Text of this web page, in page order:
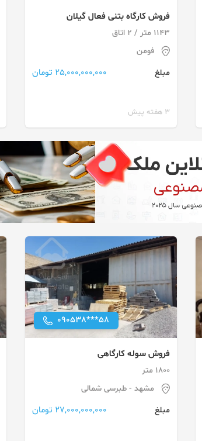
فروش کارگاه بتنی فعال گیلان
1143 متر / 2 اتاق
فومن
مبلغ
25,000,000,000 تومان
3 هفته پیش
090538***58
فروش سوله کارگاهی
1800 متر
مشهد- طبرسی شمالی
مبلغ
27,000,000,000 تومان